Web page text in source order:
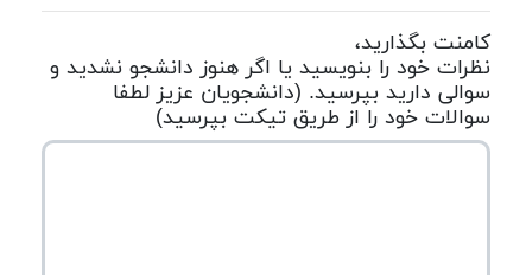
کامنت بگذارید،
نظرات خود را بنویسید یا اگر هنوز دانشجو نشدید و
سوالی دارید بپرسید. (دانشجویان عزیز لطفا
سوالات خود را از طریق تیکت بپرسید)